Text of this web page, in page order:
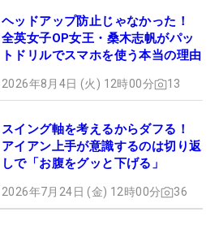
ヘッドアップ防止じゃなかった！
全英女子OP女王・桑木志帆がパッ
トドリルでスマホを使う本当の理由
2026年8月4日 (火) 12時00分 13
スイング軸を考えるからダフる！
アイアン上手が意識するのは切り返
しで「お腹をグッと下げる」
2026年7月24日 (金) 12時00分 36